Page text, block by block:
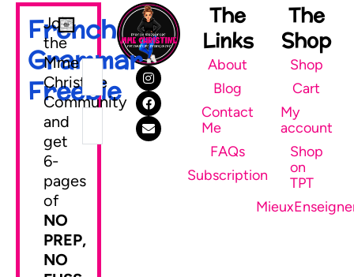
The
Links
About
Blog
Contact
Me
FAQs
Subscription
The
Shop
Shop
Cart
My
account
Shop
on
TPT
French
Grammar
Freebie
Join
the
Mme
Christine
Community
and
get
6-
pages
of
NO
PREP,
NO
SEND ME MY FREEBIE